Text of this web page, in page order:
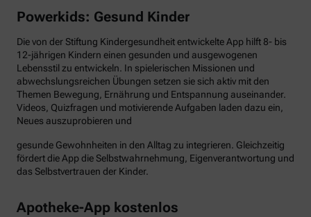
Powerkids: Gesund Kinder
Die von der Stiftung Kindergesundheit entwickelte App hilft 8- bis
12-jährigen Kindern einen gesunden und ausgewogenen
Lebensstil zu entwickeln. In spielerischen Missionen und
abwechslungsreichen Übungen setzen sie sich aktiv mit den
Themen Bewegung, Ernährung und Entspannung auseinander.
Videos, Quizfragen und motivierende Aufgaben laden dazu ein,
Neues auszuprobieren und
gesunde Gewohnheiten in den Alltag zu integrieren. Gleichzeitig
fördert die App die Selbstwahrnehmung, Eigenverantwortung und
das Selbstvertrauen der Kinder.
Apotheke-App kostenlos